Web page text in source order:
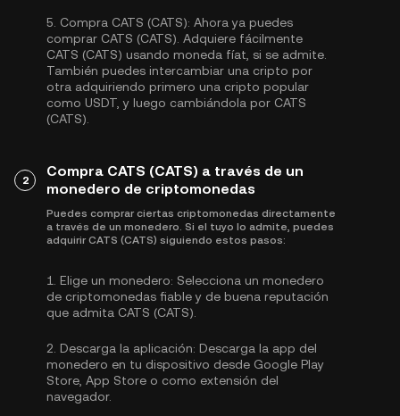
5. Compra CATS (CATS): Ahora ya puedes
comprar CATS (CATS). Adquiere fácilmente
CATS (CATS) usando moneda fíat, si se admite.
También puedes intercambiar una cripto por
otra adquiriendo primero una cripto popular
como USDT , y luego cambiándola por CATS
(CATS).
2
Compra CATS (CATS) a través de un
monedero de criptomonedas
Puedes comprar ciertas criptomonedas directamente
a través de un monedero. Si el tuyo lo admite, puedes
adquirir CATS (CATS) siguiendo estos pasos:
1. Elige un monedero: Selecciona un monedero
de criptomonedas fiable y de buena reputación
que admita CATS (CATS).
2. Descarga la aplicación: Descarga la app del
monedero en tu dispositivo desde Google Play
Store, App Store o como extensión del
navegador.